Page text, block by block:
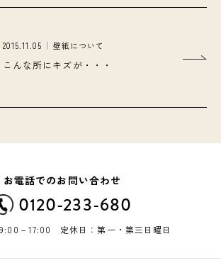
2015.11.05 壁紙について
こんな所にキズが・・・
お電話でのお問い合わせ
0120-233-680
－17:00 定休日：第一・第三日曜日